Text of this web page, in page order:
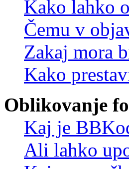
Kako lahko
Čemu v
Zakaj mora
Kako
Oblikovanje
Kaj je
Ali lahko